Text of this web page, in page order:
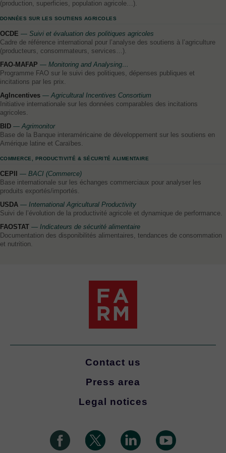
(production, superficies, population agricole…).
DONNÉES SUR LES SOUTIENS AGRICOLES
OCDE — Suivi et évaluation des politiques agricoles
Cadre de référence international pour l’analyse des soutiens à l’agriculture
(producteurs, consommateurs, services…).
FAO-MAFAP — Monitoring and Analysing…
Programme FAO sur le suivi des politiques, dépenses publiques et
incitations par les prix.
AgIncentives — Agricultural Incentives Consortium
Initiative internationale sur les données comparables des incitations
agricoles.
BID — Agrimonitor
Base de la Banque interaméricaine de développement sur les soutiens en
Amérique latine et Caraïbes.
COMMERCE, PRODUCTIVITÉ & SÉCURITÉ ALIMENTAIRE
CEPII — BACI (Commerce)
Base internationale sur les échanges commerciaux pour analyser les
produits exportés/importés.
USDA — International Agricultural Productivity
Suivi de l’évolution de la productivité agricole et dynamique de performance.
FAOSTAT — Indicateurs de sécurité alimentaire
Documentation des disponibilités alimentaires, tendances de consommation
et nutrition.
Contact us
Press area
Legal notices